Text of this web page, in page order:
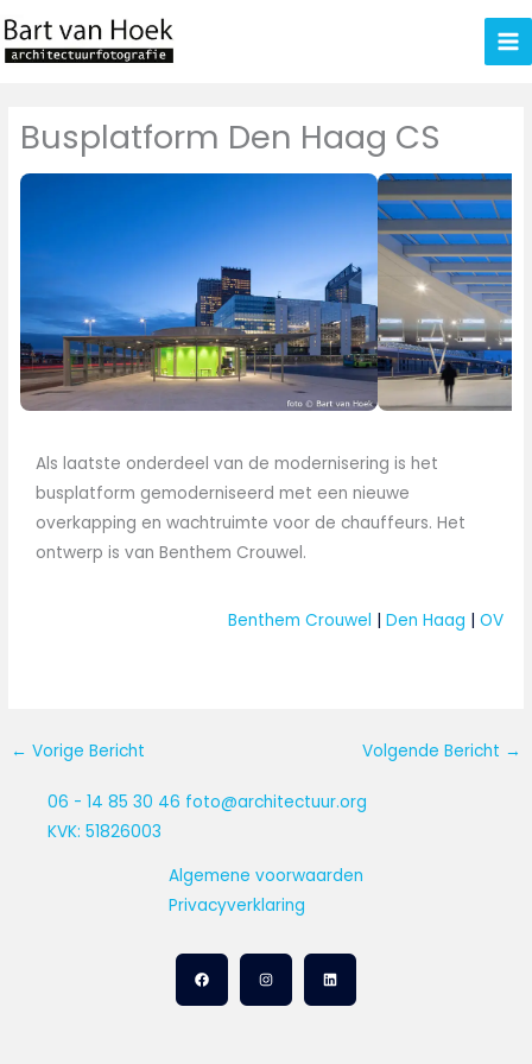
Ga
naar
Busplatform Den Haag CS
Als laatste onderdeel van de modernisering is het
busplatform gemoderniseerd met een nieuwe
overkapping en wachtruimte voor de chauffeurs. Het
ontwerp is van Benthem Crouwel.
Benthem Crouwel | Den Haag | OV
← Vorige Bericht Volgende Bericht →
06 - 14 85 30 46 foto@architectuur.org
KVK: 51826003
Algemene voorwaarden
Privacyverklaring